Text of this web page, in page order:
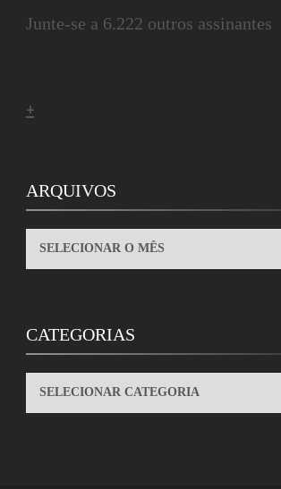
Junte-se a 6.222 outros assinantes
+
ARQUIVOS
ARQUIVOS
CATEGORIAS
CATEGORIAS